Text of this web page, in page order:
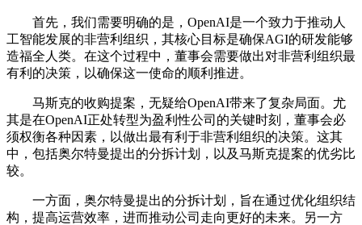
首先，我们需要明确的是，OpenAI是一个致力于推动人
工智能发展的非营利组织，其核心目标是确保AGI的研发能够
造福全人类。在这个过程中，董事会需要做出对非营利组织最
有利的决策，以确保这一使命的顺利推进。
马斯克的收购提案，无疑给OpenAI带来了复杂局面。尤
其是在OpenAI正处转型为盈利性公司的关键时刻，董事会必
须权衡各种因素，以做出最有利于非营利组织的决策。这其
中，包括奥尔特曼提出的分拆计划，以及马斯克提案的优劣比
较。
一方面，奥尔特曼提出的分拆计划，旨在通过优化组织结
构，提高运营效率，进而推动公司走向更好的未来。另一方